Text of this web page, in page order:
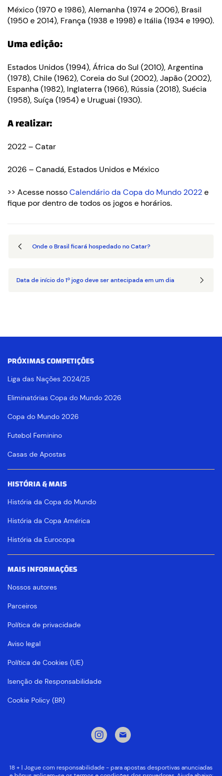
México (1970 e 1986), Alemanha (1974 e 2006), Brasil
(1950 e 2014), França (1938 e 1998) e Itália (1934 e 1990).
Uma edição:
Estados Unidos (1994), África do Sul (2010), Argentina
(1978), Chile (1962), Coreia do Sul (2002), Japão (2002),
Espanha (1982), Inglaterra (1966), Rússia (2018), Suécia
(1958), Suíça (1954) e Uruguai (1930).
A realizar:
2022 – Catar
2026 – Canadá, Estados Unidos e México
>> Acesse nossoCalendário da Copa do Mundo 2022e
fique por dentro de todos os jogos e horários.
Onde o Brasil ficará hospedado no Catar?
Data de início do 1º jogo deve ser antecipada em um dia
PRÓXIMAS COMPETIÇÕES
Liga das Nações 2024/25
Eliminatórias Copa do Mundo 2026
Copa do Mundo 2026
Futebol Feminino
Casas de Apostas
HISTÓRIA & MAIS
História da Copa do Mundo
História da Copa América
História da Eurocopa
MAIS INFORMAÇÕES
Nossos autores
Parceiros
Política de privacidade
Aviso legal
Política de Cookies (UE)
Isenção de Responsabilidade
Cookie Policy (BR)
18 + | Jogue com responsabilidade - para apostas desportivas anunciadas